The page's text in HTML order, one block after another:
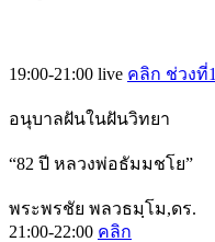
19:00-21:00 live คลิก ช่วงที่1
อนุบาลฝันในฝันวิทยา
“82 ปี หลวงพ่อธัมมชโย”
พระพรชัย พลวธมฺโม,ดร.
21:00-22:00 คลิก